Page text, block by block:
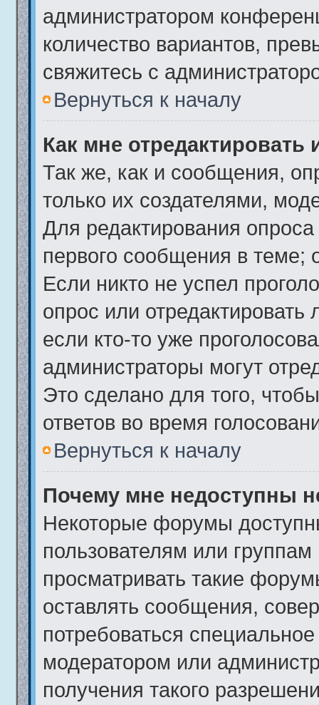
администратором
количество вариантов,
свяжитесь с
Вернуться к началу
Как мне отредактировать
Так же, как и сообщения,
только их создателями,
Для редактирования
первого сообщения в теме;
Если никто не успел
опрос или
если кто-то уже
администраторы могут
Это сделано для того,
ответов во время
Вернуться к началу
Почему мне недоступны
Некоторые форумы
пользователям или
просматривать такие
оставлять сообщения,
потребоваться
модератором или
получения такого